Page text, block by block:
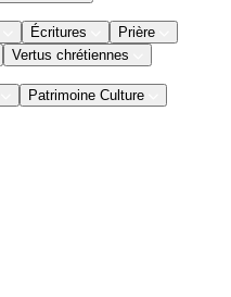
Écritures
Prière
Vertus chrétiennes
Patrimoine Culture